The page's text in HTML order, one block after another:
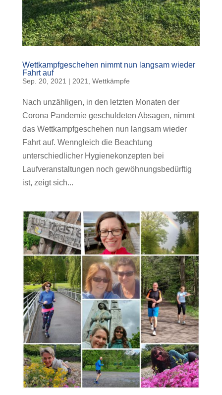
Wettkampfgeschehen nimmt nun langsam wieder
Fahrt auf
Sep. 20, 2021 | 2021, Wettkämpfe
Nach unzähligen, in den letzten Monaten der
Corona Pandemie geschuldeten Absagen, nimmt
das Wettkampfgeschehen nun langsam wieder
Fahrt auf. Wenngleich die Beachtung
unterschiedlicher Hygienekonzepten bei
Laufveranstaltungen noch gewöhnungsbedürftig
ist, zeigt sich...